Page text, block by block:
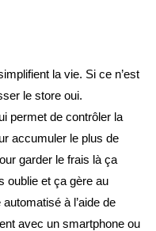
la vie. Si ce n’est
le store oui.
permet de contrôler la
accumuler le plus de
garder le frais là ça
oublie et ça gère au
à l’aide de
avec un smartphone ou